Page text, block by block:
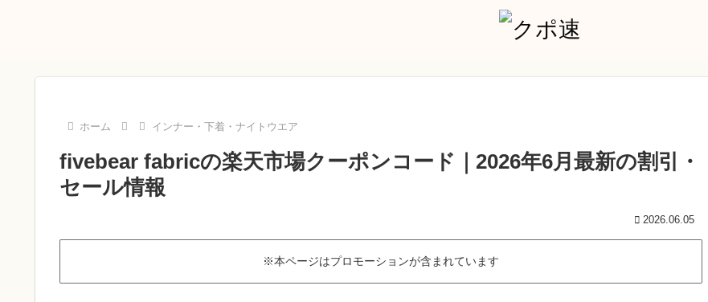
ホーム インナー・下着・ナイトウエア
fivebear fabricの楽天市場クーポンコード｜2026年6月最新の割引・
セール情報
2026.06.05
※本ページはプロモーションが含まれています